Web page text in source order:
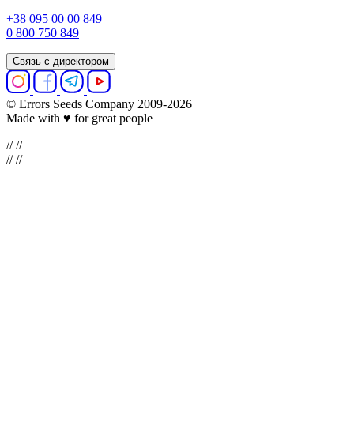
+38 095 00 00 849
0 800 750 849
Связь с директором
© Errors Seeds Company 2009-2026
Made with ♥ for great people
////
////